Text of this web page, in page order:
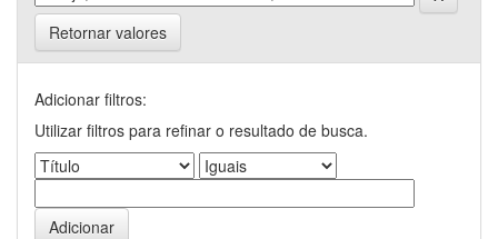
Retornar valores
Adicionar filtros:
Utilizar filtros para refinar o resultado de busca.